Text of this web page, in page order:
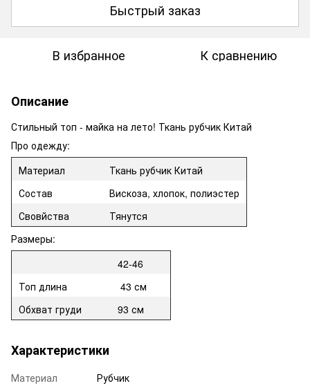
Быстрый заказ
В избранное К сравнению
Описание
Стильный топ - майка на лето! Ткань рубчик Китай
Про одежду:
Материал
Ткань рубчик Китай
Состав
Вискоза, хлопок, полиэстер
Свовйства
Тянутся
Размеры:
42-46
Топ длина
43 см
Обхват груди
93 см
Характеристики
Материал
Рубчик